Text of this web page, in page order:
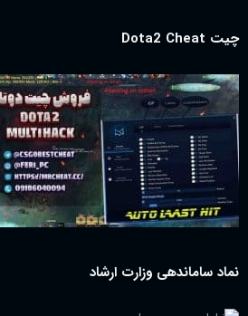
چیت Dota2 Cheat
نماد ساماندهی وزارت ارشاد